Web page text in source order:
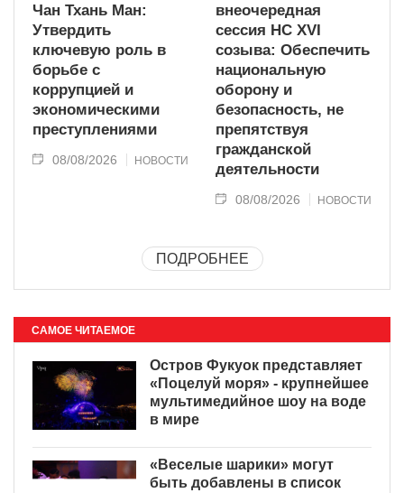
Чан Тхань Ман:
Утвердить
ключевую роль в
борьбе с
коррупцией и
экономическими
преступлениями
08/08/2026 НОВОСТИ
внеочередная
сессия НС XVI
созыва: Обеспечить
национальную
оборону и
безопасность, не
препятствуя
гражданской
деятельности
08/08/2026 НОВОСТИ
ПОДРОБНЕЕ
САМОЕ ЧИТАЕМОЕ
Остров Фукуок представляет
«Поцелуй моря» - крупнейшее
мультимедийное шоу на воде
в мире
«Веселые шарики» могут
быть добавлены в список